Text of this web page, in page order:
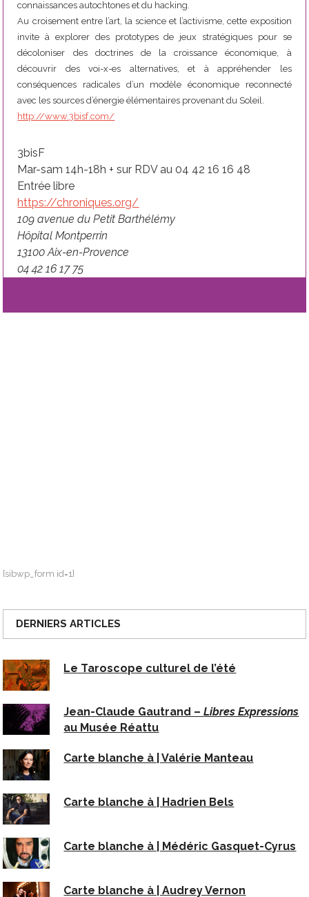
connaissances autochtones et du hacking.
Au croisement entre l’art, la science et l’activisme, cette exposition
invite à explorer des prototypes de jeux stratégiques pour se
décoloniser des doctrines de la croissance économique, à
découvrir des voi-x-es alternatives, et à appréhender les
conséquences radicales d’un modèle économique reconnecté
avec les sources d’énergie élémentaires provenant du Soleil.
http://www.3bisf.com/
3bisF
Mar-sam 14h-18h + sur RDV au 04 42 16 16 48
Entrée libre
https://chroniques.org/
109 avenue du Petit Barthélémy
Hôpital Montperrin
13100 Aix-en-Provence
04 42 16 17 75
[sibwp_form id=1]
DERNIERS ARTICLES
Le Taroscope culturel de l’été
Jean-Claude Gautrand –Libres Expressions
au Musée Réattu
Carte blanche à | Valérie Manteau
Carte blanche à | Hadrien Bels
Carte blanche à | Médéric Gasquet-Cyrus
Carte blanche à | Audrey Vernon